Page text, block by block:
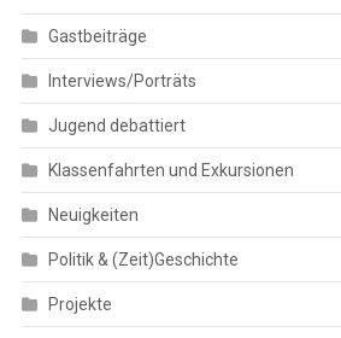
Gastbeiträge
Interviews/Porträts
Jugend debattiert
Klassenfahrten und Exkursionen
Neuigkeiten
Politik & (Zeit)Geschichte
Projekte